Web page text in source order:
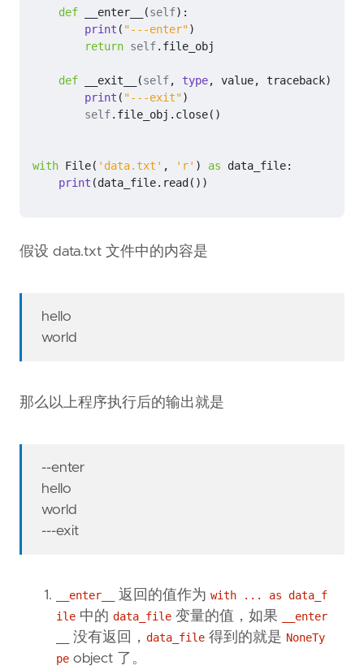
def __enter__ (self):
print ( "---enter")
return self. file_obj
def __exit__ (self, type, value, traceback):
print ( "---exit")
self. file_obj . close()
with File( 'data.txt' , 'r' ) as data_file:
print (data_file. read ())
假设 data.txt 文件中的内容是
hello
world
那么以上程序执行后的输出就是
--enter
hello
world
---exit
__enter__ 返回的值作为 with ... as data_f
ile 中的 data_file 变量的值，如果
__enter
没有返回， data_file 得到的就是 NoneTy
pe object 了。